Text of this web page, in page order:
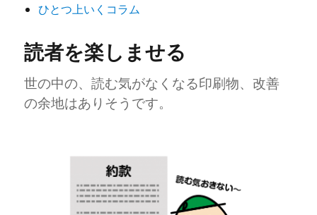
ー
ひとつ上いくコラム
読者を楽しませる
世の中の、読む気がなくなる印刷物、改善
の余地はありそうです。